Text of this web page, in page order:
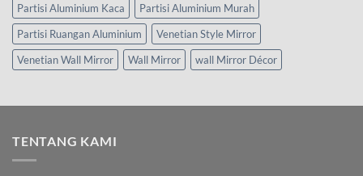
Partisi Aluminium Kaca
Partisi Aluminium Murah
Partisi Ruangan Aluminium
Venetian Style Mirror
Venetian Wall Mirror
Wall Mirror wall Mirror Décor
TENTANG KAMI